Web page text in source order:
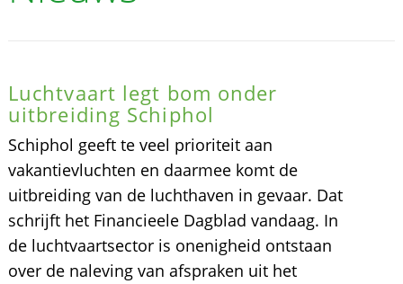
Luchtvaart legt bom onder
uitbreiding Schiphol
Schiphol geeft te veel prioriteit aan
vakantievluchten en daarmee komt de
uitbreiding van de luchthaven in gevaar. Dat
schrijft het Financieele Dagblad vandaag. In
de luchtvaartsector is onenigheid ontstaan
over de naleving van afspraken uit het